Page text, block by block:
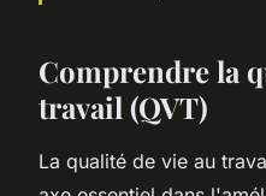
Comprendre la
travail (QVT)
La qualité de vie au